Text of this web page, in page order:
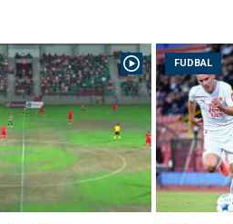
FUDBAL